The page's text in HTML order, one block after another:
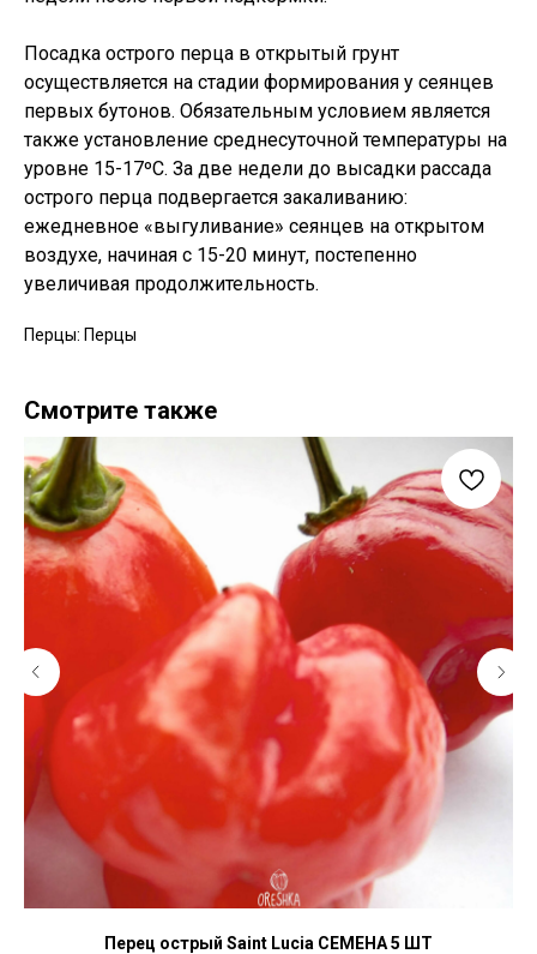
Посадка острого перца в открытый грунт
осуществляется на стадии формирования у сеянцев
первых бутонов. Обязательным условием является
также установление среднесуточной температуры на
уровне 15-17ºC. За две недели до высадки рассада
острого перца подвергается закаливанию:
ежедневное «выгуливание» сеянцев на открытом
воздухе, начиная с 15-20 минут, постепенно
увеличивая продолжительность.
Перцы: Перцы
Смотрите также
Перец острый Saint Lucia СЕМЕНА 5 ШТ